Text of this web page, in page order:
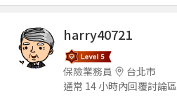
harry40721
保險業務員
台北市
通常 14 小時內回覆討論區